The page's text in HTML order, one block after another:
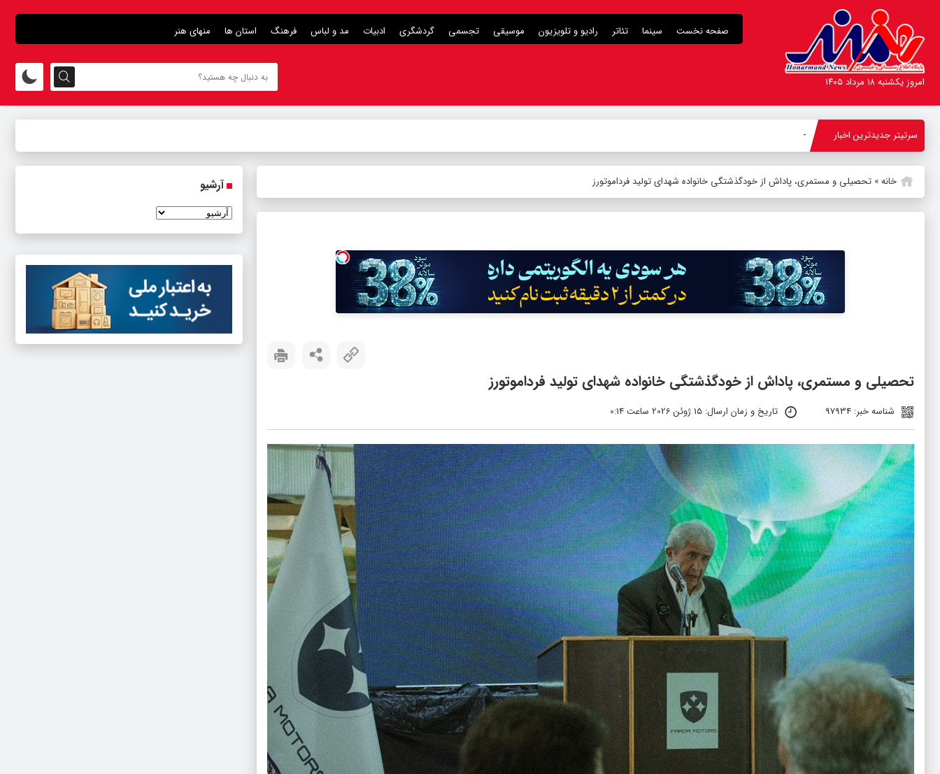
صفحه نخست سینما تئاتر رادیو و تلویزیون موسیقی تجسمی گردشگری ادبیات مد و لباس فرهنگ استان ها منهای هنر
امروز یکشنبه ۱۸ مرداد ۱۴۰۵
سرتیتر جدیدترین اخبار کدام کنسرت‌ها روی صحنه م
خانه» تحصیلی و مستمری، پاداش از خودگذشتگی خانواده شهدای تولید فرداموتورز
تحصیلی و مستمری، پاداش از خودگذشتگی خانواده شهدای تولید فرداموتورز
شناسه خبر: 97934 تاریخ و زمان ارسال: 15 ژوئن 2026 ساعت 0:14
آرشیو